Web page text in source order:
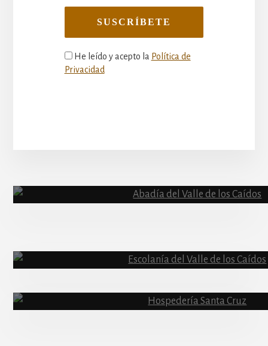
He leído y acepto la Política de
Privacidad
Content